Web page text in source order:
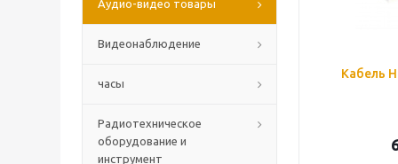
Аудио-видео товары
Видеонаблюдение
часы
Радиотехническое
оборудование и
инструмент
Кабель